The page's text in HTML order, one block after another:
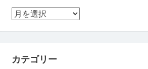
ア
ー
カ
ブ
カテゴリー